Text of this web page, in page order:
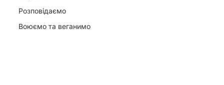
Розповідаємо
Воюємо та веганимо